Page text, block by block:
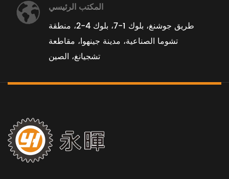
المكتب الرئيسي
طريق جوشنغ، بلوك 1-7، بلوك 4-2، منطقة
تشوما الصناعية، مدينة جينهوا، مقاطعة
تشجيانغ، الصين